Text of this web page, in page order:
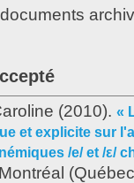
(2010). «
et explicite sur
/e/ et /ε/